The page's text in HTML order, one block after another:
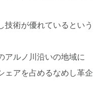
技術が優れているという
アルノ川沿いの地域に
ェアを占めるなめし革企